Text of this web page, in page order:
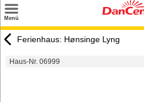
Menü
Urlaubsziele
Ferienhaus: Hønsinge Lyng
Haus-Nr. 06999